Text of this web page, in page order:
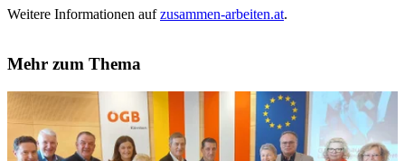
Weitere Informationen aufzusammen-arbeiten.at.
Mehr zum Thema